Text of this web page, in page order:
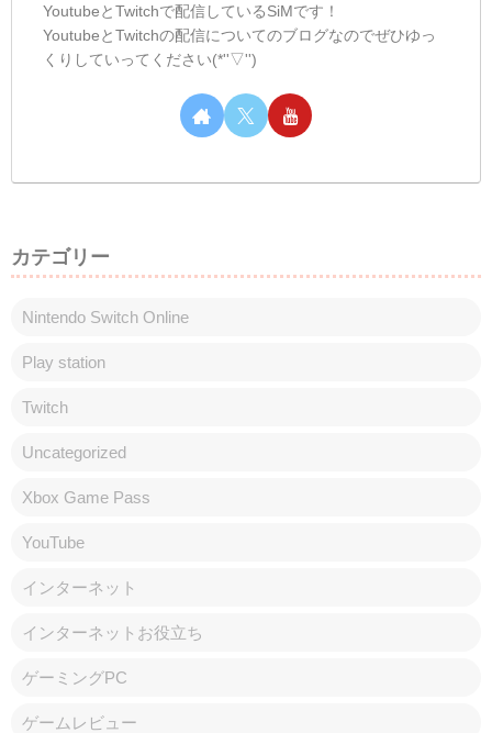
YoutubeとTwitchで配信しているSiMです！
YoutubeとTwitchの配信についてのブログなのでぜひゆっ
くりしていってください(*''▽'')
カテゴリー
Nintendo Switch Online
Play station
Twitch
Uncategorized
Xbox Game Pass
YouTube
インターネット
インターネットお役立ち
ゲーミングPC
ゲームレビュー